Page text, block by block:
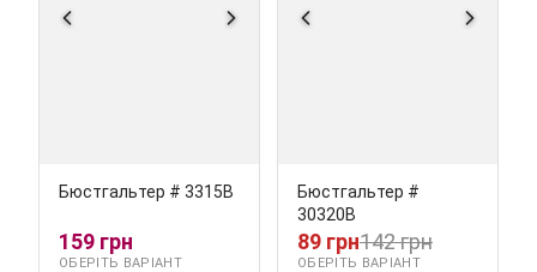
Бюстгальтер # 3315В
159 грн
ОБЕРІТЬ ВАРІАНТ
Бюстгальтер #
30320В
89 грн142 грн
ОБЕРІТЬ ВАРІАНТ